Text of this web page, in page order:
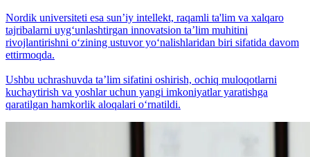
Nordik universiteti esa sunʼiy intellekt, raqamli ta'lim va xalqaro
tajribalarni uyg‘unlashtirgan innovatsion taʼlim muhitini
rivojlantirishni o‘zining ustuvor yo‘nalishlaridan biri sifatida davom
ettirmoqda.
Ushbu uchrashuvda taʼlim sifatini oshirish, ochiq muloqotlarni
kuchaytirish va yoshlar uchun yangi imkoniyatlar yaratishga
qaratilgan hamkorlik aloqalari o‘rnatildi.